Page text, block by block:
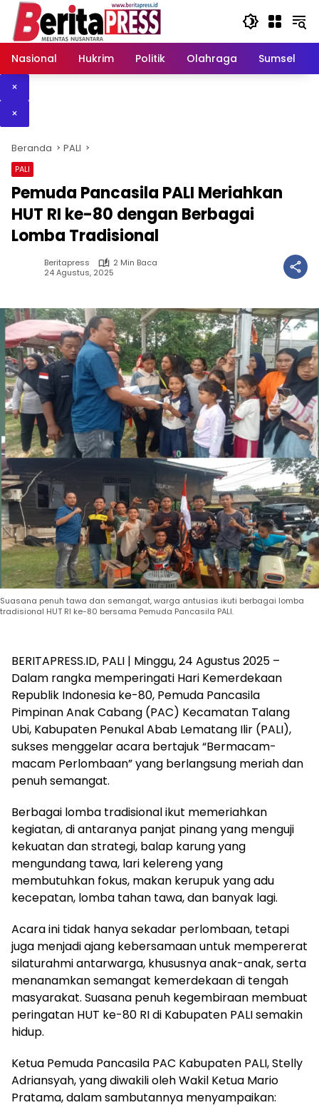
Langsung
konten
Nasional
Hukrim Politik Olahraga Sumsel
×
×
Beranda PALI
PALI
Pemuda Pancasila PALI Meriahkan
HUT RI ke-80 dengan Berbagai
Lomba Tradisional
Beritapress
2 Min Baca
24 Agustus, 2025
Suasana penuh tawa dan semangat, warga antusias ikuti berbagai lomba
tradisional HUT RI ke-80 bersama Pemuda Pancasila PALI.
BERITAPRESS.ID, PALI | Minggu, 24 Agustus 2025 –
Dalam rangka memperingati Hari Kemerdekaan
Republik Indonesia ke-80, Pemuda Pancasila
Pimpinan Anak Cabang (PAC) Kecamatan Talang
Ubi, Kabupaten Penukal Abab Lematang Ilir (PALI),
sukses menggelar acara bertajuk “Bermacam-
macam Perlombaan” yang berlangsung meriah dan
penuh semangat.
Berbagai lomba tradisional ikut memeriahkan
kegiatan, di antaranya panjat pinang yang menguji
kekuatan dan strategi, balap karung yang
mengundang tawa, lari kelereng yang
membutuhkan fokus, makan kerupuk yang adu
kecepatan, lomba tahan tawa, dan banyak lagi.
Acara ini tidak hanya sekadar perlombaan, tetapi
juga menjadi ajang kebersamaan untuk mempererat
silaturahmi antarwarga, khususnya anak-anak, serta
menanamkan semangat kemerdekaan di tengah
masyarakat. Suasana penuh kegembiraan membuat
peringatan HUT ke-80 RI di Kabupaten PALI semakin
hidup.
Ketua Pemuda Pancasila PAC Kabupaten PALI, Stelly
Adriansyah, yang diwakili oleh Wakil Ketua Mario
Pratama, dalam sambutannya menyampaikan: